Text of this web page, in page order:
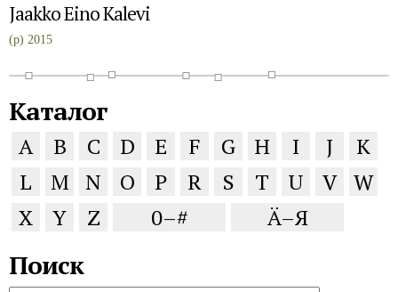
Jaakko Eino Kalevi
(p) 2015
Каталог
A B C D E F G H I J
K
L
M N O P R S T U V W
X
Y Z 0–# Ä–Я
Поиск